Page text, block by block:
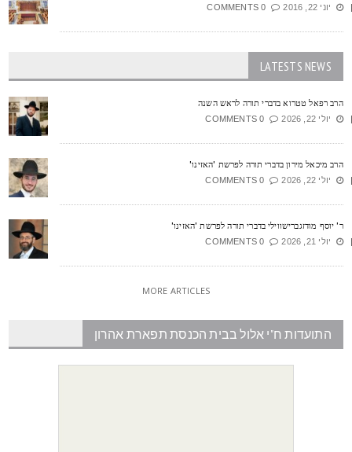
יוני 22, 2016 0 COMMENTS
LATESTS NEWS
רפאל טטרוא בדברי תורה לראש השנה
יולי 22, 2026 0 COMMENTS
מיכאל מירון בדברי תורה לפרשת 'האזינו'
יולי 22, 2026 0 COMMENTS
יוסף מודזגברישווילי בדברי תורה לפרשת 'האזינו'
יולי 21, 2026 0 COMMENTS
MORE ARTICLES
התועדות ח"י אלול בבית הכנסת תפארת אהרון